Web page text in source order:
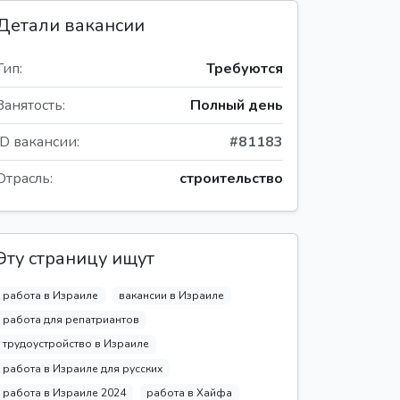
вакансии
Требуются
Полный день
вакансии:
#81183
строительство
страницу ищут
работа в Израиле
вакансии в Израиле
работа для репатриантов
трудоустройство в Израиле
работа в Израиле для русских
работа в Израиле 2024
работа в Хайфа